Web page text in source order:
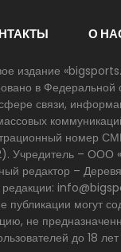
О
издание
в Федеральной
связи,
номер
Учредитель – ООО
редактор –
редакции:
публикации могут
не
до 18 лет